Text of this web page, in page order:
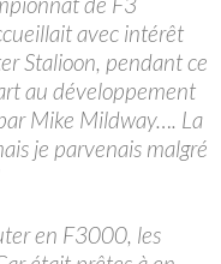
avec intérêt
Stalioon, pendant ce
au développement
Mike Mildway…. La
je parvenais malgré
en F3000, les